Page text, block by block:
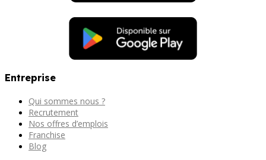
Entreprise
Qui sommes nous ?
Recrutement
Nos offres d’emplois
Franchise
Blog